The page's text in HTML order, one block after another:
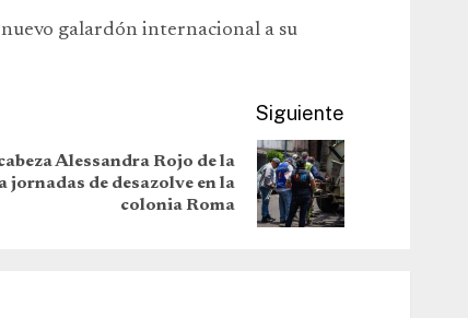
galardón internacional a su
Siguiente
Alessandra Rojo de la
jornadas de desazolve en la
colonia Roma